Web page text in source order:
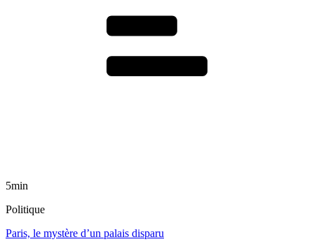
5min
Politique
Paris, le mystère d’un palais disparu